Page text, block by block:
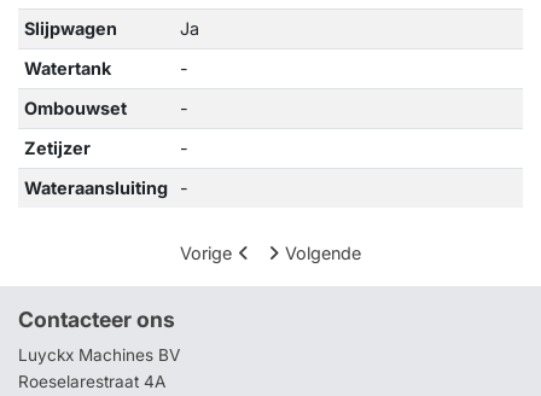
Slijpwagen
Ja
Watertank
-
Ombouwset
-
Zetijzer
-
Wateraansluiting
-
Vorige Volgende
Contacteer ons
Luyckx Machines BV
Roeselarestraat 4A